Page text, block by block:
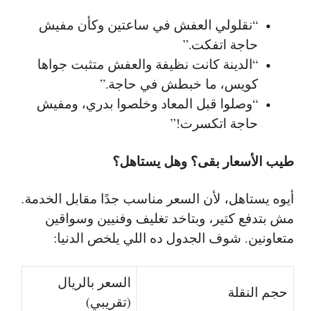
“نقلولي العفش في ساعتين وكأن مفيش
حاجة اتفكت.”
“الدينة كانت نظيفة والعفش متثبت جواها
كويس، ما خبطش في حاجة.”
“وصلوا قبل المعاد وخلصوا بدري، ومفيش
حاجة اتكسرت!”
طيب الأسعار بقى؟ وهل يستاهل؟
أيوه يستاهل، لأن السعر مناسب جدًا مقابل الخدمة.
مش بتدفع كتير، وبتاخد تغليف وفنيين وسواقين
متعاونين. شوف الجدول ده اللي يلخص الدنيا:
حجم النقلة
السعر بالريال
(تقريبي)